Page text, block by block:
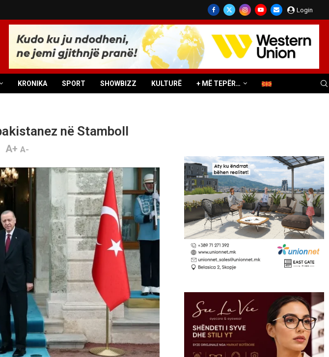
Login
KRONIKA SPORT SHOWBIZZ KULTURË + MË TEPËR…
në Stamboll
A+ A-